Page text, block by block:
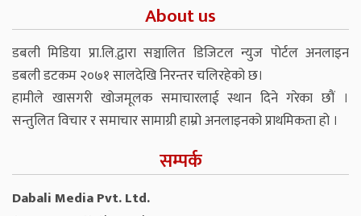
About us
डबली मिडिया प्रा.लि.द्वारा सञ्चालित डिजिटल न्युज पोर्टल अनलाइन
डबली डटकम २०७१ सालदेखि निरन्तर चलिरहेको छ।
हामीले खासगरी खोजमूलक समाचारलाई स्थान दिने गरेका छौं ।
सन्तुलित विचार र समाचार सामाग्री हाम्रो अनलाइनको प्राथमिकता हो ।
सम्पर्क
Dabali Media Pvt. Ltd.